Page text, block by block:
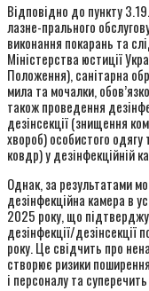
Відповідно до пункту
лазне-прального
виконання покарань та
Міністерства юстиції
Положення), санітарна
мила та мочалки,
також проведення
дезінсекції (знищення
хвороб) особистого
ковдр) у дезінфекційній
Однак, за результатами
дезінфекційна камера в
2025 року, що
дезінфекції/дезінсекції
року. Це свідчить про
створює ризики
і персоналу та